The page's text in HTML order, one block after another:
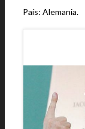
País: Alemania.